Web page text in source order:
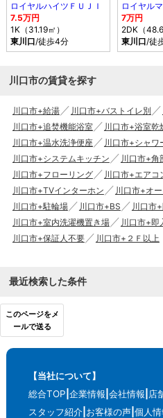
ロイヤルハイツＦＵＪＩ
7.5万円
1K（31.19㎡）
東川口/徒歩4分
ロイヤル
7万円
2DK（
東川口/徒
川口市の賃貸を探す
川口市+給湯 川口市+バストイレ別
川口市+追焚機能浴室
川口市+浴室乾
川口市+温水洗浄便座
川口市+シャワ
川口市+システムキッチン
川口市+角
川口市+フローリング
川口市+エアコ
川口市+TVインターホン
川口市+オ
川口市+駐輪場
川口市+BS
川口市
川口市+室内洗濯機置き場
川口市+即
川口市+保証人不要
川口市+２Ｆ以上
最近検索した条件
このページをメ
ールで送る
【当社について】
総合TOP 企業情報 会社情報 店
スタッフ紹介 お客様の声 個人